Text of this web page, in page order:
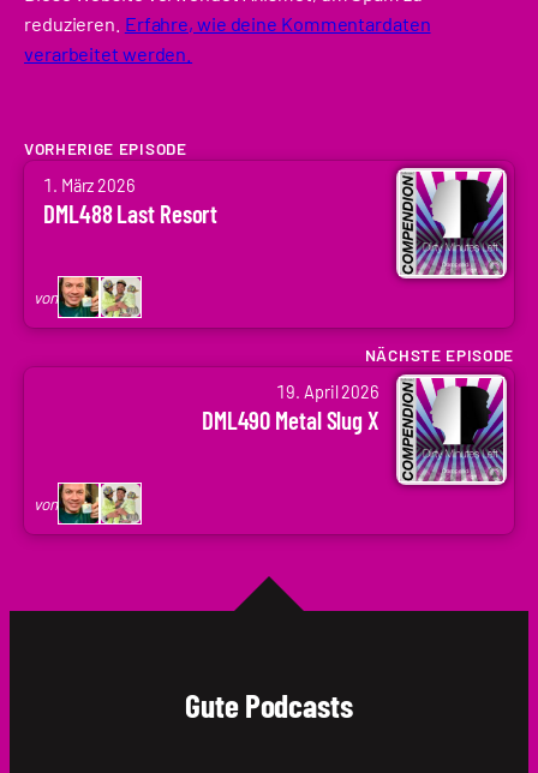
reduzieren. Erfahre, wie deine Kommentardaten
verarbeitet werden.
VORHERIGE EPISODE
1. März 2026
DML488 Last Resort
von
von
Arne
Codenaga,
Holger
NÄCHSTE EPISODE
19. April 2026
DML490 Metal Slug X
von
Codenaga,
Holger
Gute Podcasts